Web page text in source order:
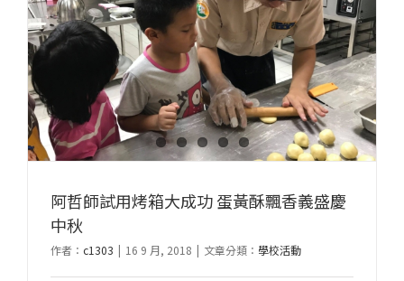
阿哲師試用烤箱大成功 蛋黃酥飄香義盛慶
中秋
作者： c1303 | 16 9 月, 2018 | 文章分類： 學校活動